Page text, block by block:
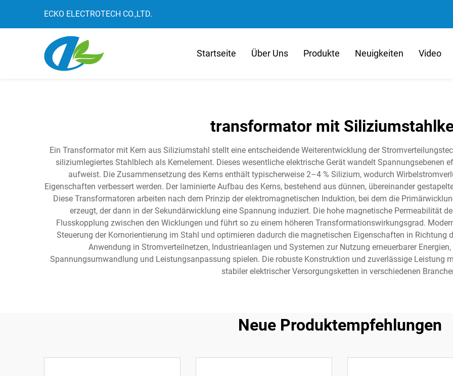
ECKO ELECTROTECH CO.,LTD.
Startseite Über Uns Produkte Neuigkeiten Video
transformator mit
Ein Transformator mit Kern aus Siliziumstahl stellt eine entscheidende Weiterentwicklung der
siliziumlegiertes Stahlblech als Kernelement. Dieses wesentliche elektrische Gerät wandelt Spannungsebenen
aufweist. Die Zusammensetzung des Kerns enthält typischerweise 2–4 % Silizium, wodurch
Eigenschaften verbessert werden. Der laminierte Aufbau des Kerns, bestehend aus dünnen, übereinander
Diese Transformatoren arbeiten nach dem Prinzip der elektromagnetischen Induktion, bei dem die
erzeugt, der dann in der Sekundärwicklung eine Spannung induziert. Die hohe magnetische Permeabilität
Flusskopplung zwischen den Wicklungen und führt so zu einem höheren Transformationswirkungsgrad.
Steuerung der Kornorientierung im Stahl und optimieren dadurch die magnetischen Eigenschaften in Richtung
Anwendung in Stromverteilnetzen, Industrieanlagen und Systemen zur Nutzung erneuerbarer
Spannungsumwandlung und Leistungsanpassung spielen. Die robuste Konstruktion und zuverlässige Leistung
stabiler elektrischer Versorgungsketten in verschiedenen
Neue Produktempfehlungen